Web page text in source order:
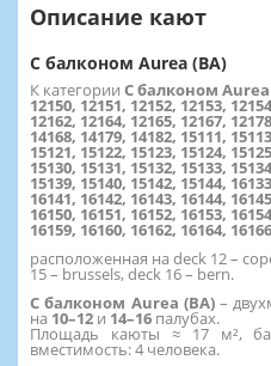
Описание кают
С балконом Aurea (BA)
К категории С балконом Aurea
12150, 12151, 12152, 12153,
12162, 12164, 12165, 12167,
14168, 14179, 14182, 15111,
15121, 15122, 15123, 15124,
15130, 15131, 15132, 15133,
15139, 15140, 15142, 15144,
16141, 16142, 16143, 16144,
16150, 16151, 16152, 16153,
16159, 16160, 16162, 16164, 16166
расположенная на deck 12 –
15 – brussels, deck 16 – bern.
С балконом Aurea (BA)–
на 10–12 и 14–16 палубах.
Площадь каюты ≈ 17 м²,
вместимость: 4 человека.